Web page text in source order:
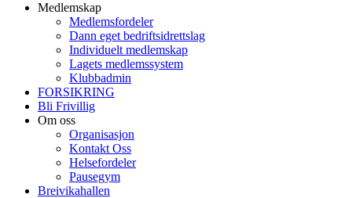
Medlemskap
Medlemsfordeler
Dann eget bedriftsidrettslag
Individuelt medlemskap
Lagets medlemssystem
Klubbadmin
FORSIKRING
Bli Frivillig
Om oss
Organisasjon
Kontakt Oss
Helsefordeler
Pausegym
Breivikahallen